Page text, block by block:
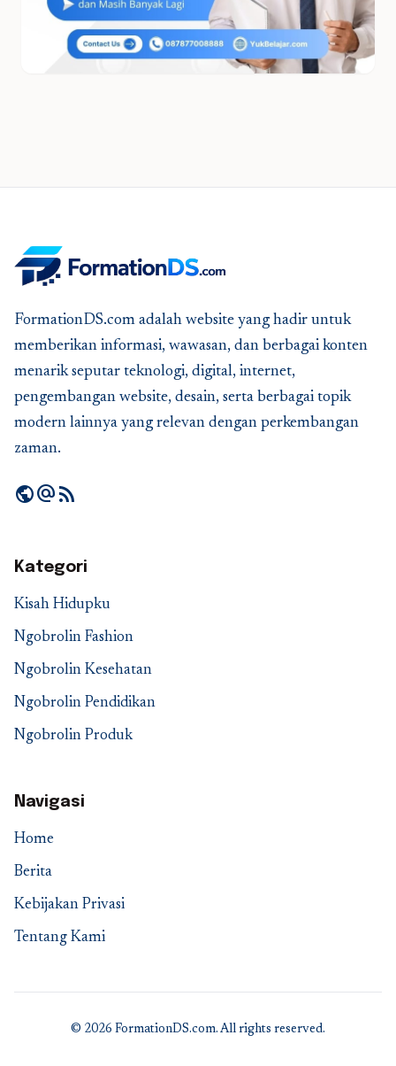
FormationDS.com adalah website yang hadir untuk
memberikan informasi, wawasan, dan berbagai konten
menarik seputar teknologi, digital, internet,
pengembangan website, desain, serta berbagai topik
modern lainnya yang relevan dengan perkembangan
zaman.
publicalternate_emailrss_feed
Kategori
Kisah Hidupku
Ngobrolin Fashion
Ngobrolin Kesehatan
Ngobrolin Pendidikan
Ngobrolin Produk
Navigasi
Home
Berita
Kebijakan Privasi
Tentang Kami
© 2026 FormationDS.com. All rights reserved.